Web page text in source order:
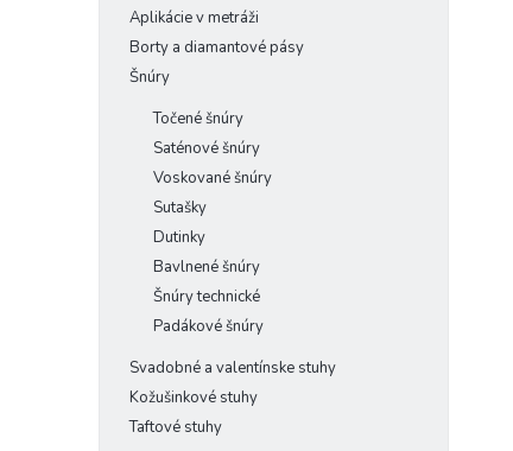
Aplikácie v metráži
Borty a diamantové pásy
Šnúry
Točené šnúry
Saténové šnúry
Voskované šnúry
Sutašky
Dutinky
Bavlnené šnúry
Šnúry technické
Padákové šnúry
Svadobné a valentínske stuhy
Kožušinkové stuhy
Taftové stuhy